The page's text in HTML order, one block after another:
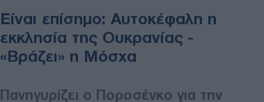
Είναι επίσημο: Αυτοκέφαλη η
εκκλησία της Ουκρανίας -
«Βράζει» η Μόσχα
Πανηγυρίζει ο Ποροσένκο για την